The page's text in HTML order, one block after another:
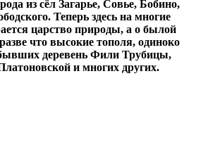
из сёл Загарье, Совье, Бобино,
Теперь здесь на многие
царство природы, а о былой
что высокие тополя, одиноко
деревень Фили Трубицы,
и многих других.